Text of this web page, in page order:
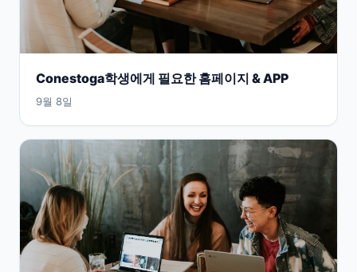
Conestoga학생에게 필요한 홈페이지 & APP
9월 8일